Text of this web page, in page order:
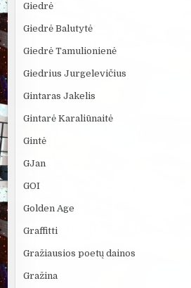
Giedrė
Giedrė Balutytė
Giedrė Tamulionienė
Giedrius Jurgelevičius
Gintaras Jakelis
Gintarė Karaliūnaitė
Gintė
GJan
GOI
Golden Age
Graffitti
Gražiausios poetų dainos
Gražina